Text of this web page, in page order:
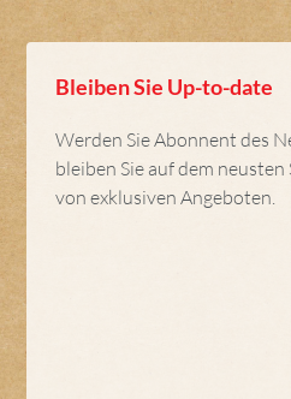
Bleiben Sie Up-to-date
Werden Sie Abonnent des
bleiben Sie auf dem
von exklusiven Angeboten.